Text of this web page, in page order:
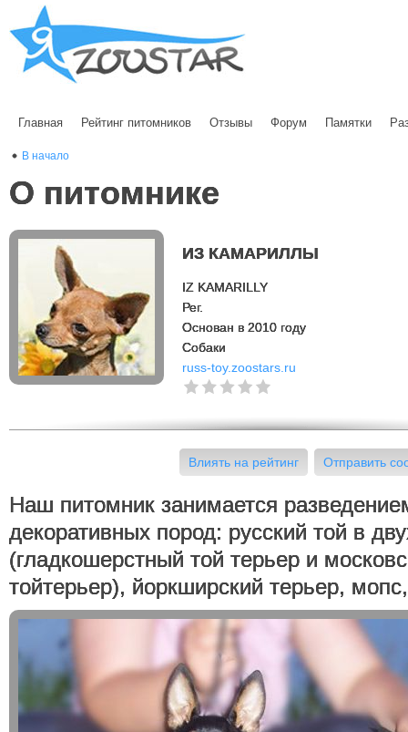
Главная Рейтинг питомников Отзывы Форум Памятки
В начало
О питомнике
ИЗ КАМАРИЛЛЫ
IZ KAMARILLY
Рег.
Основан в 2010 году
Cобаки
russ-toy.zoostars.ru
Влиять на рейтинг Отправить
Наш питомник занимается
декоративных пород: русский той в
(гладкошерстный той терьер и
тойтерьер), йоркширский терьер,